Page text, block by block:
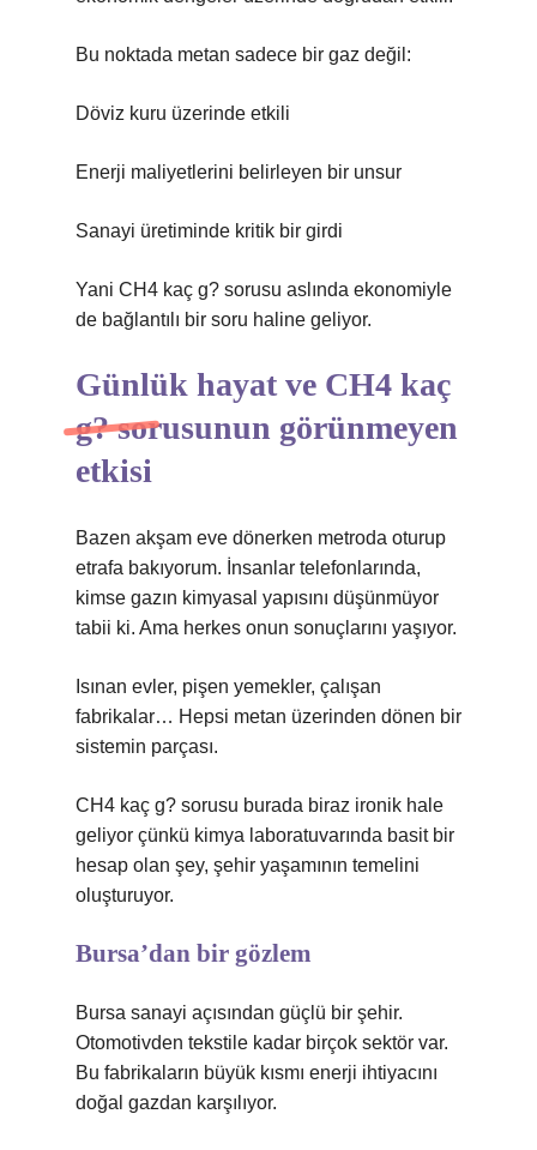
Bu noktada metan sadece bir gaz değil:
Döviz kuru üzerinde etkili
Enerji maliyetlerini belirleyen bir unsur
Sanayi üretiminde kritik bir girdi
Yani CH4 kaç g? sorusu aslında ekonomiyle
de bağlantılı bir soru haline geliyor.
Günlük hayat ve CH4 kaç
g? sorusunun görünmeyen
etkisi
Bazen akşam eve dönerken metroda oturup
etrafa bakıyorum. İnsanlar telefonlarında,
kimse gazın kimyasal yapısını düşünmüyor
tabii ki. Ama herkes onun sonuçlarını yaşıyor.
Isınan evler, pişen yemekler, çalışan
fabrikalar… Hepsi metan üzerinden dönen bir
sistemin parçası.
CH4 kaç g? sorusu burada biraz ironik hale
geliyor çünkü kimya laboratuvarında basit bir
hesap olan şey, şehir yaşamının temelini
oluşturuyor.
Bursa’dan bir gözlem
Bursa sanayi açısından güçlü bir şehir.
Otomotivden tekstile kadar birçok sektör var.
Bu fabrikaların büyük kısmı enerji ihtiyacını
doğal gazdan karşılıyor.